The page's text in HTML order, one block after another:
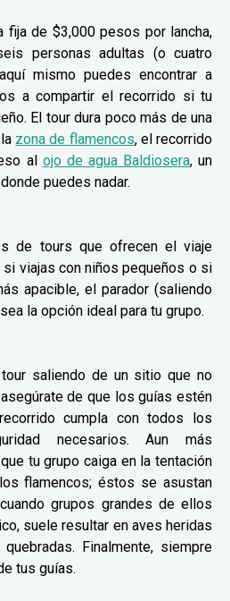
fija de $3,000 pesos por lancha,
personas adultas (o cuatro
mismo puedes encontrar a
a compartir el recorrido si tu
El tour dura poco más de una
zona de flamencos, el recorrido
al ojo de agua Baldiosera, un
puedes nadar.
de tours que ofrecen el viaje
viajas con niños pequeños o si
apacible, el parador (saliendo
la opción ideal para tu grupo.
saliendo de un sitio que no
de que los guías estén
cumpla con todos los
necesarios. Aun más
tu grupo caiga en la tentación
flamencos; éstos se asustan
grupos grandes de ellos
suele resultar en aves heridas
Finalmente, siempre
tus guías.